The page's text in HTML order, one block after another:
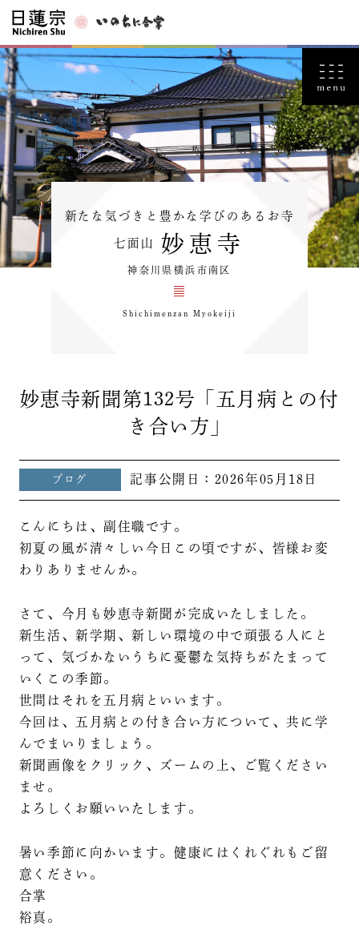
新たな気づきと豊かな学びのあるお寺
七面山 妙恵寺
神奈川県横浜市南区
Shichimenzan Myokeiji
妙恵寺新聞第132号「五月病との付
き合い方」
ブログ 記事公開日： 2026年05月18日
こんにちは、副住職です。
初夏の風が清々しい今日この頃ですが、皆様お変
わりありませんか。
さて、今月も妙恵寺新聞が完成いたしました。
新生活、新学期、新しい環境の中で頑張る人にと
って、気づかないうちに憂鬱な気持ちがたまって
いくこの季節。
世間はそれを五月病といいます。
今回は、五月病との付き合い方について、共に学
んでまいりましょう。
新聞画像をクリック、ズームの上、ご覧ください
ませ。
よろしくお願いいたします。
暑い季節に向かいます。健康にはくれぐれもご留
意ください。
合掌
裕真。